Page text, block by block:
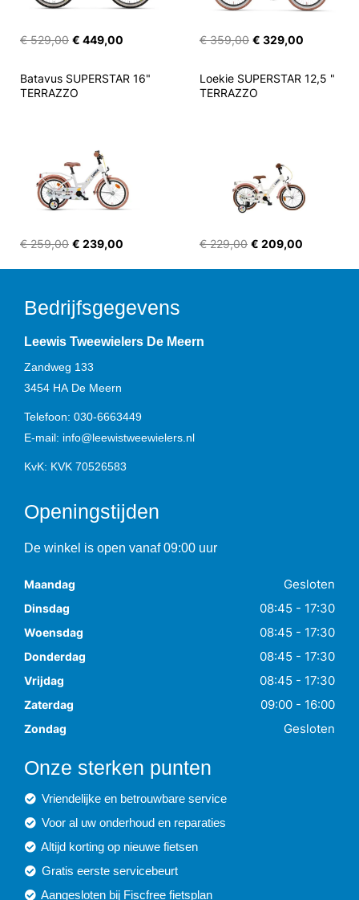
€ 529,00 € 449,00 € 359,00 € 329,00
Batavus SUPERSTAR 16"
TERRAZZO
€ 259,00 € 239,00
Loekie SUPERSTAR 12,5 "
TERRAZZO
€ 229,00 € 209,00
Bedrijfsgegevens
Leewis Tweewielers De Meern
Zandweg 133
3454 HA De Meern
Telefoon: 030-6663449
E-mail: info@leewistweewielers.nl
KvK: KVK 70526583
Openingstijden
De winkel is open vanaf 09:00 uur
Maandag Gesloten
Dinsdag 08:45 - 17:30
Woensdag 08:45 - 17:30
Donderdag 08:45 - 17:30
Vrijdag 08:45 - 17:30
Zaterdag 09:00 - 16:00
Zondag Gesloten
Onze sterken punten
Vriendelijke en betrouwbare service
Voor al uw onderhoud en reparaties
Altijd korting op nieuwe fietsen
Gratis eerste servicebeurt
Aangesloten bij Fiscfree fietsplan